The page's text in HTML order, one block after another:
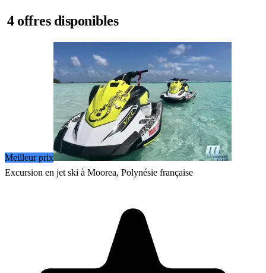
4 offres disponibles
Meilleur prix
Excursion en jet ski à Moorea, Polynésie française